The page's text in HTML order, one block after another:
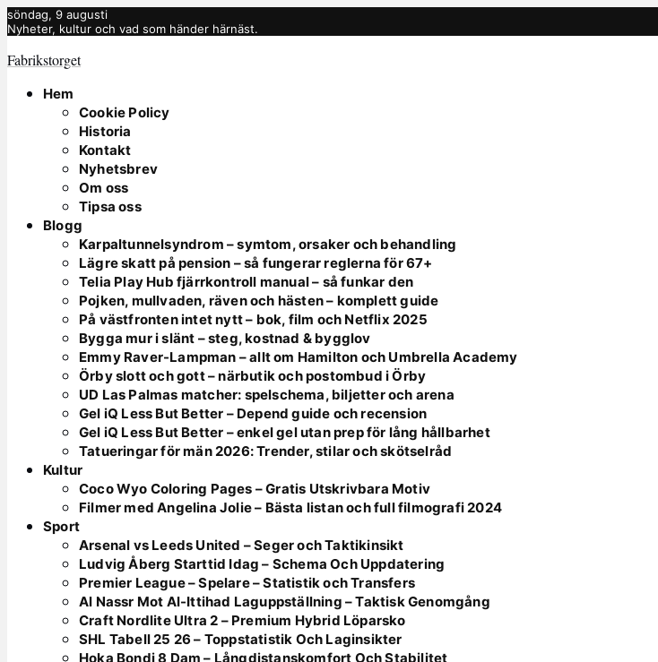
söndag, 9 augusti
Nyheter, kultur och vad som händer härnäst.
Fabrikstorget
Hem
Cookie Policy
Historia
Kontakt
Nyhetsbrev
Om oss
Tipsa oss
Blogg
Karpaltunnelsyndrom – symtom, orsaker och behandling
Lägre skatt på pension – så fungerar reglerna för 67+
Telia Play Hub fjärrkontroll manual – så funkar den
Pojken, mullvaden, räven och hästen – komplett guide
På västfronten intet nytt – bok, film och Netflix 2025
Bygga mur i slänt – steg, kostnad & bygglov
Emmy Raver-Lampman – allt om Hamilton och Umbrella Academy
Örby slott och gott – närbutik och postombud i Örby
UD Las Palmas matcher: spelschema, biljetter och arena
Gel iQ Less But Better – Depend guide och recension
Gel iQ Less But Better – enkel gel utan prep för lång hållbarhet
Tatueringar för män 2026: Trender, stilar och skötselråd
Kultur
Coco Wyo Coloring Pages – Gratis Utskrivbara Motiv
Filmer med Angelina Jolie – Bästa listan och full filmografi 2024
Sport
Arsenal vs Leeds United – Seger och Taktikinsikt
Ludvig Åberg Starttid Idag – Schema Och Uppdatering
Premier League – Spelare – Statistik och Transfers
Al Nassr Mot Al-Ittihad Laguppställning – Taktisk Genomgång
Craft Nordlite Ultra 2 – Premium Hybrid Löparsko
SHL Tabell 25 26 – Toppstatistik Och Laginsikter
Hoka Bondi 8 Dam – Långdistanskomfort Och Stabilitet